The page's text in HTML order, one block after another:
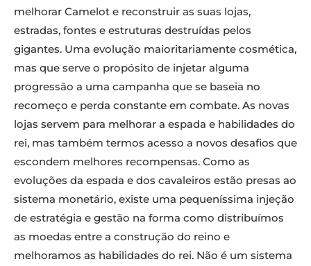
melhorar Camelot e reconstruir as suas lojas,
estradas, fontes e estruturas destruídas pelos
gigantes. Uma evolução maioritariamente cosmética,
mas que serve o propósito de injetar alguma
progressão a uma campanha que se baseia no
recomeço e perda constante em combate. As novas
lojas servem para melhorar a espada e habilidades do
rei, mas também termos acesso a novos desafios que
escondem melhores recompensas. Como as
evoluções da espada e dos cavaleiros estão presas ao
sistema monetário, existe uma pequeníssima injeção
de estratégia e gestão na forma como distribuímos
as moedas entre a construção do reino e
melhoramos as habilidades do rei. Não é um sistema